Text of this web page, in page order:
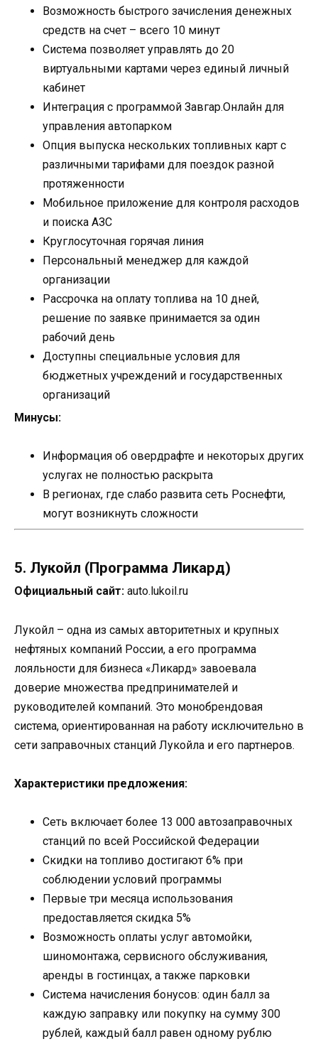
Возможность быстрого зачисления денежных
средств на счет – всего 10 минут
Система позволяет управлять до 20
виртуальными картами через единый личный
кабинет
Интеграция с программой Завгар.Онлайн для
управления автопарком
Опция выпуска нескольких топливных карт с
различными тарифами для поездок разной
протяженности
Мобильное приложение для контроля расходов
и поиска АЗС
Круглосуточная горячая линия
Персональный менеджер для каждой
организации
Рассрочка на оплату топлива на 10 дней,
решение по заявке принимается за один
рабочий день
Доступны специальные условия для
бюджетных учреждений и государственных
организаций
Минусы:
Информация об овердрафте и некоторых других
услугах не полностью раскрыта
В регионах, где слабо развита сеть Роснефти,
могут возникнуть сложности
5. Лукойл (Программа Ликард)
Официальный сайт: auto.lukoil.ru
Лукойл – одна из самых авторитетных и крупных
нефтяных компаний России, а его программа
лояльности для бизнеса «Ликард» завоевала
доверие множества предпринимателей и
руководителей компаний. Это монобрендовая
система, ориентированная на работу исключительно в
сети заправочных станций Лукойла и его партнеров.
Характеристики предложения:
Сеть включает более 13 000 автозаправочных
станций по всей Российской Федерации
Скидки на топливо достигают 6% при
соблюдении условий программы
Первые три месяца использования
предоставляется скидка 5%
Возможность оплаты услуг автомойки,
шиномонтажа, сервисного обслуживания,
аренды в гостинцах, а также парковки
Система начисления бонусов: один балл за
каждую заправку или покупку на сумму 300
рублей, каждый балл равен одному рублю